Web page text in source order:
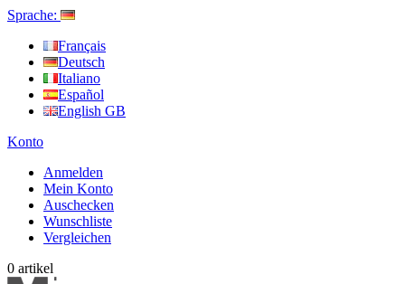
Sprache:
Français
Deutsch
Italiano
Español
English GB
Konto
Anmelden
Mein Konto
Auschecken
Wunschliste
Vergleichen
0 artikel